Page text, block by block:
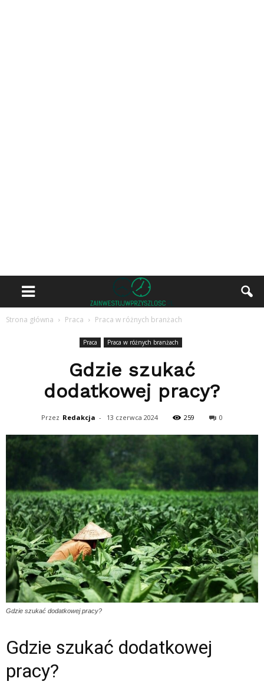
Strona główna Praca Praca w różnych branżach
Praca Praca w różnych branżach
Gdzie szukać
dodatkowej pracy?
Przez Redakcja - 13 czerwca 2024 259 0
Gdzie szukać dodatkowej pracy?
Gdzie szukać dodatkowej
pracy?